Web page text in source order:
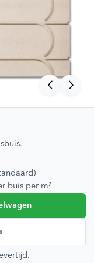
buis per m²